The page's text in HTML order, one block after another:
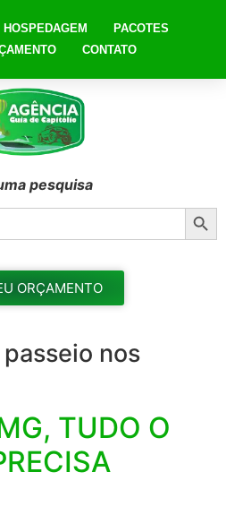
HOSPEDAGEM
PACOTES
CONTATO
pesquisa
ORÇAMENTO
nos
TUDO O